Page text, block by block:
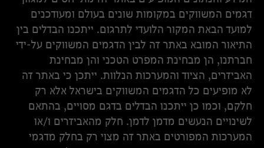
דגמים המשווקים במקומות שונים בעולם ומעודכנים
למועד הבאת המקור הלועדי לתרגום. ייתכנו הבדלים בין
התיאור המובא באתר זה לבין הדגמים המשווקים על-ידי
חברתנו, הן מבחינת המפרט הטכני והן מבחינת
האביזרים, הציוד והמערכות הנלוות. ייתכן כי באתר זה
לא מופיעים כל הדגמים המשווקים בישראל אלא רק
חלקם, וכמו כן ייתכנו הבדלים בדגם מסויים, בהתאם
לשינויים הנעשים מדמן לדמן. חלק מהאביזרים ו/או
המערכות המפורטים באתר זה מצוי רק בחלק מדגמי